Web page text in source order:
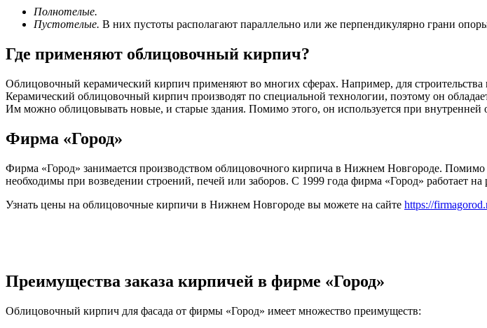
Полнотелые.
Пустотелые. В них пустоты располагают параллельно или же перпендикулярно грани
Где применяют облицовочный кирпич?
Облицовочный керамический кирпич применяют во многих сферах. Например, для
Керамический облицовочный кирпич производят по специальной технологии, поэтому он
Им можно облицовывать новые, и старые здания. Помимо этого, он используется при внутренней
Фирма «Город»
Фирма «Город» занимается производством облицовочного кирпича в Нижнем Новгороде.
необходимы при возведении строений, печей или заборов. С 1999 года фирма «Город» работает
Узнать цены на облицовочные кирпичи в Нижнем Новгороде вы можете на сайте https://
Преимущества заказа кирпичей в фирме «Город»
Облицовочный кирпич для фасада от фирмы «Город» имеет множество преимуществ: